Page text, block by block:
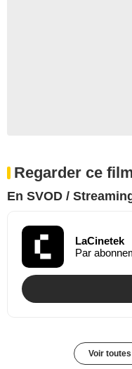
Regarder ce
En SVOD /
LaCinetek
Par
Voir